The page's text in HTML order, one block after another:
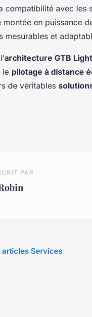
compatibilité avec les
montée en puissance
mesurables et
architecture GTB Light
le pilotage à distance
de véritables
PAR
Services